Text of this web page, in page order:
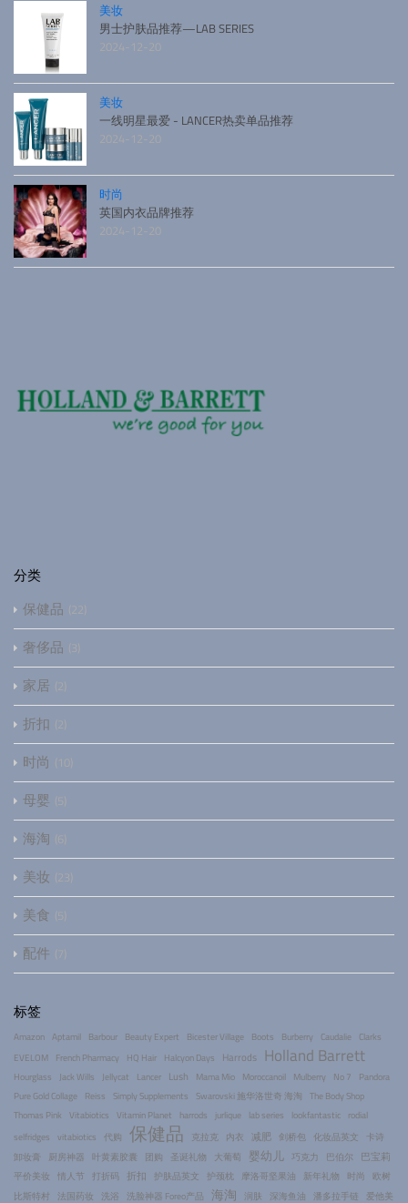
美妆
男士护肤品推荐—LAB SERIES
2024-12-20
美妆
一线明星最爱 - LANCER热卖单品推荐
2024-12-20
时尚
英国内衣品牌推荐
2024-12-20
分类
保健品 22
奢侈品 3
家居 2
折扣 2
时尚 10
母婴 5
海淘 6
美妆 23
美食 5
配件 7
标签
Amazon Aptamil Barbour Beauty Expert Bicester Village Boots Burberry Caudalie Clarks
EVELOM French Pharmacy HQ Hair Halcyon Days Harrods Holland Barrett
Hourglass Jack Wills Jellycat Lancer Lush Mama Mio Moroccanoil Mulberry No 7
Pandora
Pure Gold Collage Reiss Simply Supplements Swarovski 施华洛世奇 海淘 The Body Shop
Thomas Pink Vitabiotics Vitamin Planet harrods jurlique lab series lookfantastic rodial
selfridges vitabiotics 代购 保健品 克拉克 内衣 减肥 剑桥包 化妆品英文 卡诗
卸妆膏
厨房神器 叶黄素胶囊 团购 圣诞礼物 大葡萄 婴幼儿 巧克力 巴伯尔 巴宝莉
平价美妆 情人节 打折码 折扣 护肤品英文 护颈枕 摩洛哥坚果油 新年礼物 时尚
欧树
比斯特村 法国药妆 洗浴 洗脸神器 Foreo产品 海淘 润肤 深海鱼油 潘多拉手链 爱他美